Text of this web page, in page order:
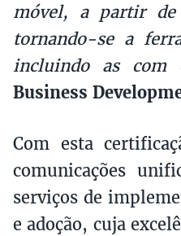
móvel, a partir de
tornando-se a
incluindo as com
Business
Com esta
comunicações
serviços de
e adoção, cuja